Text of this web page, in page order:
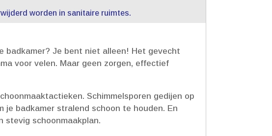
worden in sanitaire ruimtes.​
badkamer? Je bent niet alleen! Het gevecht
voor velen.​ Maar geen zorgen, effectief
Schimmelsporen gedijen op
je badkamer stralend schoon te houden.​ En
stevig schoonmaakplan.​